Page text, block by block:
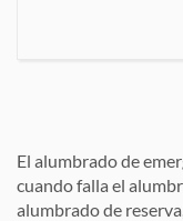
El alumbrado de
cuando falla el
alumbrado de